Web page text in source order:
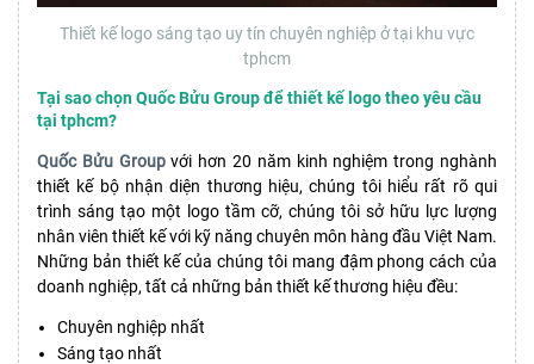
Thiết kế logo sáng tạo uy tín chuyên nghiệp ở tại khu vực
tphcm
Tại sao chọn Quốc Bửu Group để thiết kế logo theo yêu cầu
tại tphcm?
Quốc Bửu Groupvới hơn 20 năm kinh nghiệm trong nghành
thiết kế bộ nhận diện thương hiệu, chúng tôi hiểu rất rõ qui
trình sáng tạo một logo tầm cỡ, chúng tôi sở hữu lực lượng
nhân viên thiết kế với kỹ năng chuyên môn hàng đầu Việt Nam.
Những bản thiết kế của chúng tôi mang đậm phong cách của
doanh nghiệp, tất cả những bản thiết kế thương hiệu đều:
Chuyên nghiệp nhất
Sáng tạo nhất